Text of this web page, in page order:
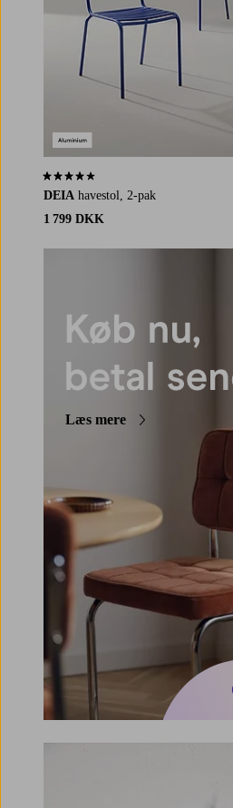
DEIA havestol, 2-pak
1 799 DKK
3,8 baseret på 40 bedømmelser
Læs mere